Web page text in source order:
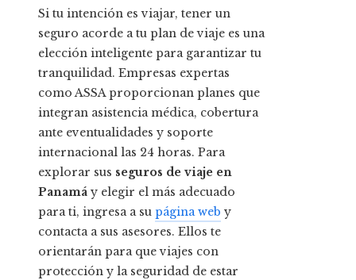
Si tu intención es viajar, tener un
seguro acorde a tu plan de viaje es una
elección inteligente para garantizar tu
tranquilidad. Empresas expertas
como ASSA proporcionan planes que
integran asistencia médica, cobertura
ante eventualidades y soporte
internacional las 24 horas. Para
explorar sus seguros de viaje en
Panamá y elegir el más adecuado
para ti, ingresa a su página web y
contacta a sus asesores. Ellos te
orientarán para que viajes con
protección y la seguridad de estar